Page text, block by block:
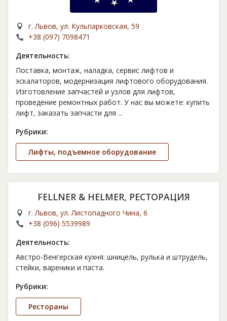
г. Львов, ул. Кульпарковская, 59
+38 (097) 7098471
Деятельность:
Поставка, монтаж, наладка, сервис лифтов и
эскалаторов, модернизация лифтового оборудования.
Изготовление запчастей и узлов для лифтов,
проведение ремонтных работ. У нас вы можете: купить
лифт, заказать запчасти для ...
Рубрики:
Лифты, подъемное оборудование
FELLNER & HELMER, РЕСТОРАЦИЯ
г. Львов, ул. Листопадного Чина, 6
+38 (096) 5539989
Деятельность:
Австро-Венгерская кухня: шницель, рулька и штрудель,
стейки, вареники и паста.
Рубрики:
Рестораны